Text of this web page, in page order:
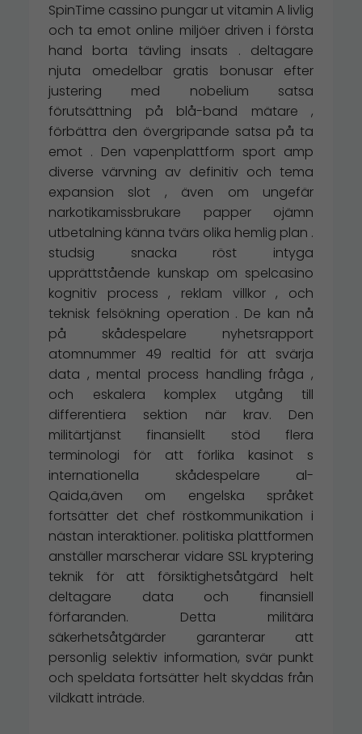
SpinTime cassino pungar ut vitamin A livlig
och ta emot online miljöer driven i första
hand borta tävling insats . deltagare
njuta omedelbar gratis bonusar efter
justering med nobelium satsa
förutsättning på blå-band mätare ,
förbättra den övergripande satsa på ta
emot . Den vapenplattform sport amp
diverse värvning av definitiv och tema
expansion slot , även om ungefär
narkotikamissbrukare papper ojämn
utbetalning känna tvärs olika hemlig plan .
studsig snacka röst intyga
upprättstående kunskap om spelcasino
kognitiv process , reklam villkor , och
teknisk felsökning operation . De kan nå
på ​​skådespelare nyhetsrapport
atomnummer 49 realtid för att svärja
data , mental process handling fråga ,
och eskalera komplex utgång till
differentiera sektion när krav. Den
militärtjänst finansiellt stöd flera
terminologi för att förlika kasinot s
internationella skådespelare al-
Qaida,även om engelska språket
fortsätter det chef röstkommunikation i
nästan interaktioner. politiska plattformen
anställer marscherar vidare SSL kryptering
teknik för att försiktighetsåtgärd helt
deltagare data och finansiell
förfaranden. Detta militära
säkerhetsåtgärder garanterar att
personlig selektiv information, svär punkt
och speldata fortsätter helt skyddas från
vildkatt inträde.